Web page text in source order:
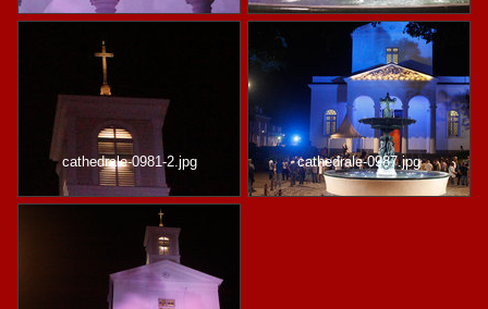
cathedrale-0981-2.jpg cathedrale-0987.jpg